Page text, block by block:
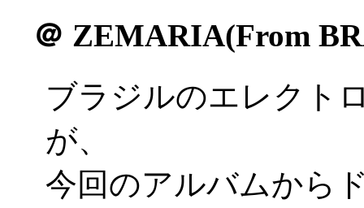
＠ ZEMARIA(From
ブラジルのエレクト
が、
今回のアルバムから